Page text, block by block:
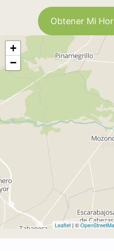
Obtener Mi
+
−
Leaflet | ©